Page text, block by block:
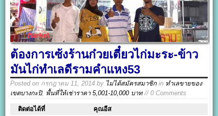
ต้องการเซ้งร้านก๋วยเตี๋ยวไก่มะระ-ข้าว
มันไก่ทำเลดีรามคำแหง53
Posted on กรกฎาคม 11, 2014 by ไม่ได้สมัครสมาชิก in ทำเลขายของ
เขตบางกะปิ, พื้นที่ให้เช่าราคา 5,001-10,000 บาท// 0 Comments
ติดต่อได้ที่ คุณอีส